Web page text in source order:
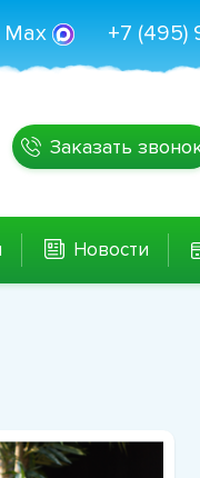
+7 (495)
Max
Заказать
Новости